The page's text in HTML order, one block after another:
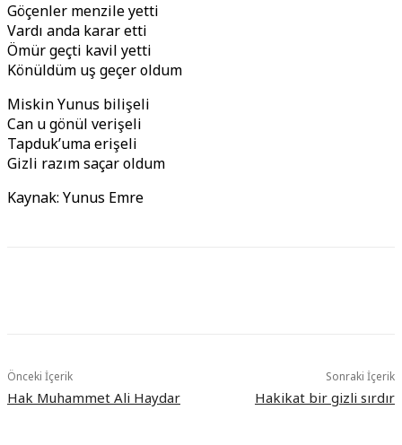
Göçenler menzile yetti
Vardı anda karar etti
Ömür geçti kavil yetti
Könüldüm uş geçer oldum
Miskin Yunus bilişeli
Can u gönül verişeli
Tapduk’uma erişeli
Gizli razım saçar oldum
Kaynak: Yunus Emre
Önceki İçerik
Hak Muhammet Ali Haydar
Sonraki İçerik
Hakikat bir gizli sırdır